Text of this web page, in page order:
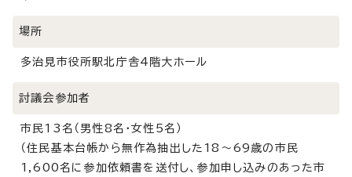
場所
多治見市役所駅北庁舎4階大ホール
討議会参加者
市民13名（男性8名・女性5名）
（住民基本台帳から無作為抽出した18～69歳の市民
1,600名に参加依頼書を送付し、参加申し込みのあった市